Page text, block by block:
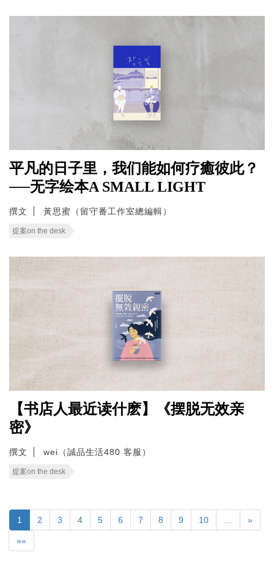
平凡的日子里，我们能如何疗癒彼此？
──无字绘本A SMALL LIGHT
撰文 黃思蜜（留守番工作室總編輯）
提案on the desk
【书店人最近读什麽】《摆脱无效亲
密》
撰文 wei（誠品生活480 客服）
提案on the desk
1 2 3 4 5 6 7 8 9 10 »
»»